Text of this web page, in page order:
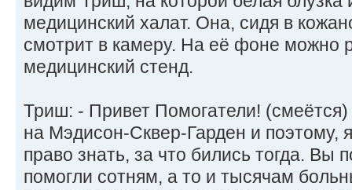
медицинский халат. Она, сидя в
смотрит в камеру. На её фоне можно
медицинский стенд.
Триш: - Привет Помогатели!
на Мэдисон-Сквер-Гарден и поэтому,
право знать, за что бились тогда. Вы
помогли сотням, а то и тысячам